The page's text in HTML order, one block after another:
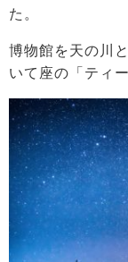
た。
博物館を天の川
いて座の「ティ